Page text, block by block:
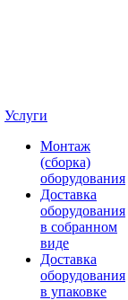
Услуги
Монтаж
(сборка)
оборудования
Доставка
оборудования
в собранном
виде
Доставка
оборудования
в упаковке